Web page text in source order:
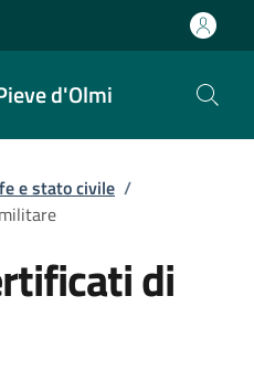
d'Olmi
e stato civile /
di